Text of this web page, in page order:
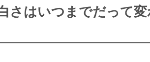
さはいつまでだって